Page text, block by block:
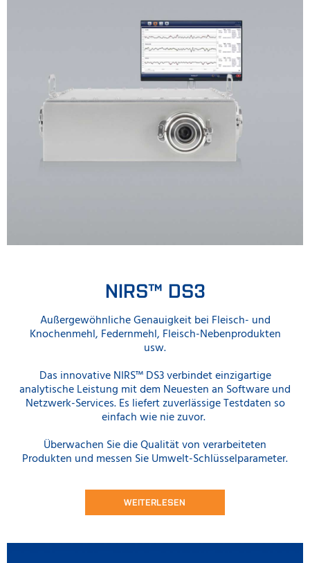
NIRS™ DS3
Außergewöhnliche Genauigkeit bei Fleisch- und
Knochenmehl, Federnmehl, Fleisch-Nebenprodukten
usw.
Das innovative NIRS™ DS3 verbindet einzigartige
analytische Leistung mit dem Neuesten an Software und
Netzwerk-Services. Es liefert zuverlässige Testdaten so
einfach wie nie zuvor.
Überwachen Sie die Qualität von verarbeiteten
Produkten und messen Sie Umwelt-Schlüsselparameter.
WEITERLESEN